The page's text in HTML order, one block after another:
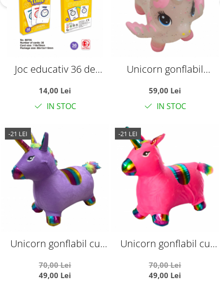
Joc educativ 36 de
este ceasul?
14,00 Lei
IN STOC
Unicorn gonflabil
cu muzica si lumini
59,00 Lei
IN STOC
-21 LEI
Unicorn gonflabil cu
si lumini, mov
70,00 Lei
49,00 Lei
-21 LEI
Unicorn gonflabil cu
si lumini, roz
70,00 Lei
49,00 Lei